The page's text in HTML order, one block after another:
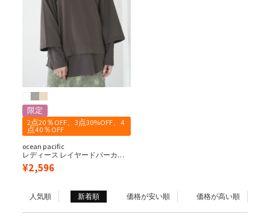
限定
2点20％OFF、3点30%OFF、4
点40％OFF
ocean pacific
レディース レイヤードパーカ
ー/One mile wear
¥2,596
人気順 新着順 価格が安い順 価格が高い順